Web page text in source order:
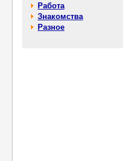
Работа
Знакомства
Разное